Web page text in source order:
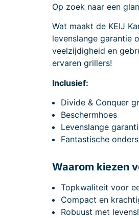
Op zoek naar een
Wat maakt de KEIJ
levenslange garantie
veelzijdigheid en
ervaren grillers!
Inclusief:
Divide & Conquer
Beschermhoes
Levenslange
Fantastische
Waarom kiezen
Topkwaliteit voor
Compact en
Robuust met